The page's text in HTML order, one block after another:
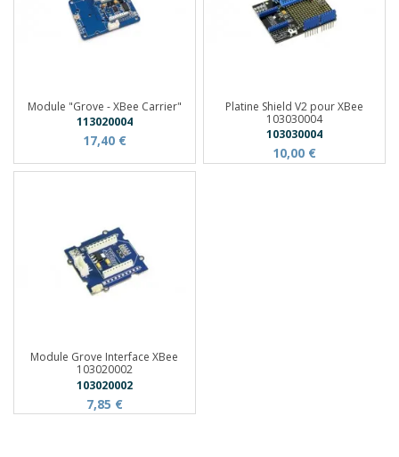
Module "Grove - XBee Carrier"
113020004
17,40 €
Platine Shield V2 pour XBee
103030004
103030004
10,00 €
Module Grove Interface XBee
103020002
103020002
7,85 €